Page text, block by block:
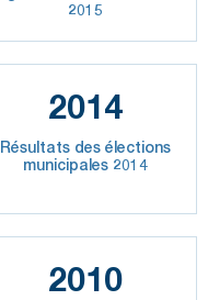
2015
2014
Résultats des élections
municipales 2014
2010